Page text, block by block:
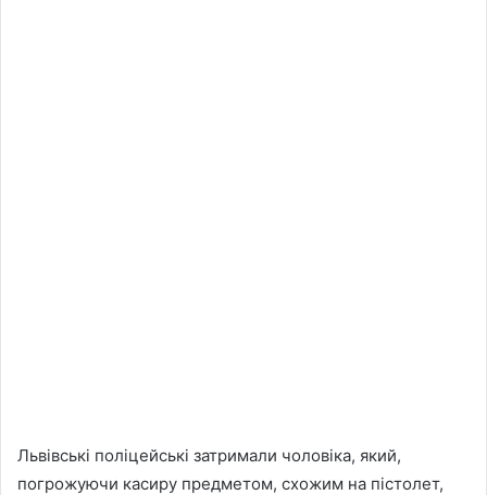
Львівські поліцейські затримали чоловіка, який,
погрожуючи касиру предметом, схожим на пістолет,